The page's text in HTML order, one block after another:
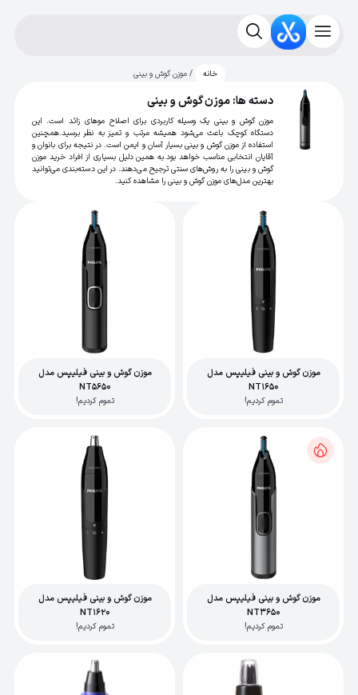
خانه / موزن گوش و بینی
دسته ها: موزن گوش و بینی
موزن گوش و بینی یک وسیله کاربردی برای اصلاح موهای زائد است. این
دستگاه کوچک باعث می‌شود همیشه مرتب و تمیز به نظر برسید.همچنین
استفاده از موزن گوش و بینی بسیار آسان و ایمن است. در نتیجه برای بانوان و
آقایان انتخابی مناسب خواهد بود.به همین دلیل بسیاری از افراد خرید موزن
گوش و بینی را به روش‌های سنتی ترجیح می‌دهند. در این دسته‌بندی می‌توانید
بهترین مدل‌های موزن گوش و بینی را مشاهده کنید.
موزن گوش و بینی فیلیپس مدل
NT1650
تموم کردیم!
موزن گوش و بینی فیلیپس مدل
NT5650
تموم کردیم!
موزن گوش و بینی فیلیپس مدل
NT3650
تموم کردیم!
موزن گوش و بینی فیلیپس مدل
NT1620
تموم کردیم!